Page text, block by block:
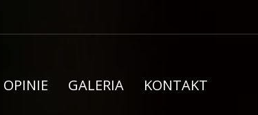
OPINIE GALERIA KONTAKT